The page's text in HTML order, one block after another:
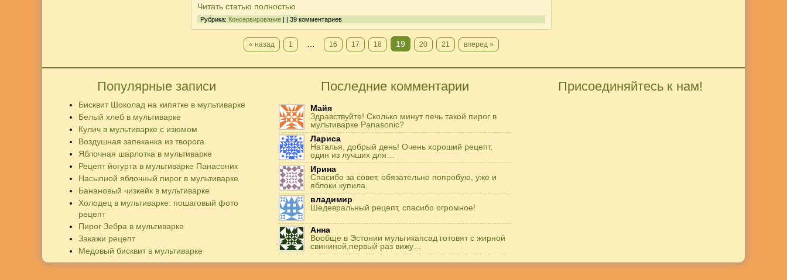
Читать статью полностью
Рубрика: Консервирование | | 39 комментариев
« назад 1 16 17 18 19 20 21 вперед »
Популярные записи
Бисквит Шоколад на кипятке в мультиварке
Белый хлеб в мультиварке
Кулич в мультиварке с изюмом
Воздушная запеканка из творога
Яблочная шарлотка в мультиварке
Рецепт йогурта в мультиварке Панасоник
Насыпной яблочный пирог в мультиварке
Банановый чизкейк в мультиварке
Холодец в мультиварке: пошаговый фото
рецепт
Пирог Зебра в мультиварке
Закажи рецепт
Медовый бисквит в мультиварке
Последние комментарии
Майя
Здравствуйте! Сколько минут печь такой пирог в
мультиварке Panasonic?
Лариса
Наталья, добрый день! Очень хороший рецепт,
один из лучших для…
Ирина
Спасибо за совет, обязательно попробую, уже и
яблоки купила.
владимир
Шедевральный рецепт, спасибо огромное!
Анна
Вообще в Эстонии мульгикапсад готовят с жирной
свининой,первый раз вижу…
Присоединяйтесь к нам!